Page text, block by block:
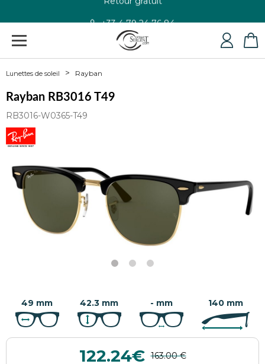
Lunettes de soleil Rayban
Rayban RB3016 T49
RB3016-W0365-T49
49 mm 42.3 mm - mm 140 mm
122.24